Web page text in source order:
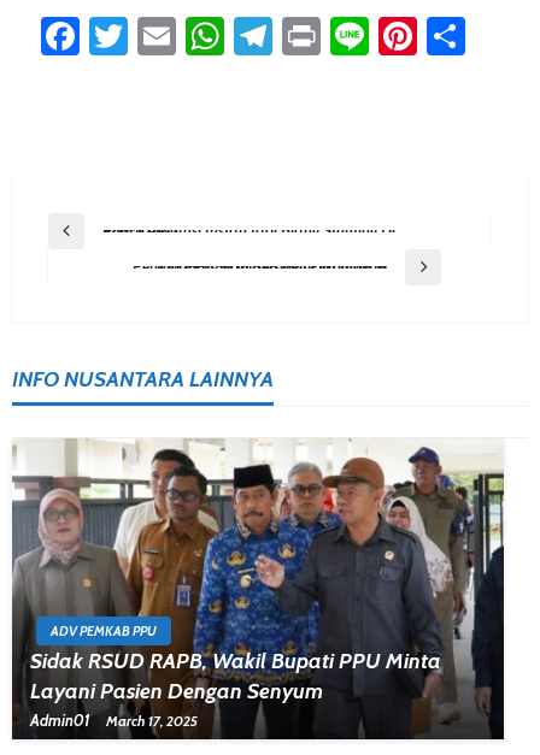
Facebook
Twitter
EmailWhatsApp
Telegram
PrintLine
Post
Navigation
Previous Post
Pola Konsumsi Instan Jadi Biang Stunting Di Pesisir PPU
Pemda PPU Siap Bersinergi Wujudkan Keamanan Jelang Idul Fitri 1446 H
INFO NUSANTARA LAINNYA
ADV PEMKAB PPU
Sidak RSUD RAPB, Wakil Bupati PPU Minta
Layani Pasien Dengan Senyum
Admin01 March 17, 2025